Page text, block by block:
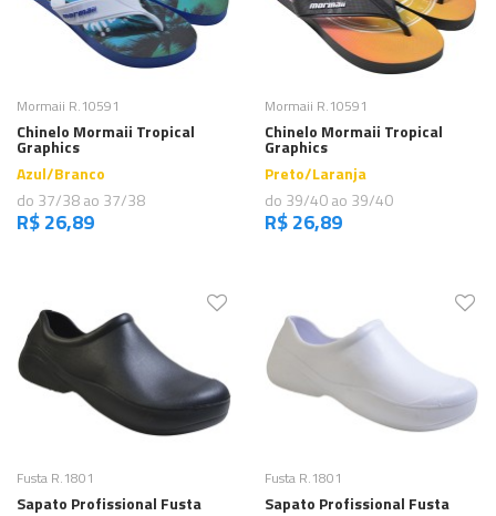
Comprar
Mormaii R.10591
Chinelo Mormaii Tropical
Graphics
Azul/Branco
do 37/38 ao 37/38
R$ 26,89
Comprar
Mormaii R.10591
Chinelo Mormaii Tropical
Graphics
Preto/Laranja
do 39/40 ao 39/40
R$ 26,89
Comprar
Fusta R.1801
Sapato Profissional Fusta
Comprar
Fusta R.1801
Sapato Profissional Fusta